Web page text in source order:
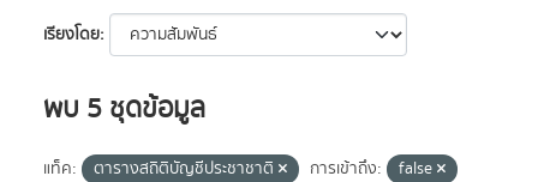
เรียงโดย
พบ 5 ชุดข้อมูล
แท็ค: ตารางสถิติบัญชีประชาชาติ การเข้าถึง:
false